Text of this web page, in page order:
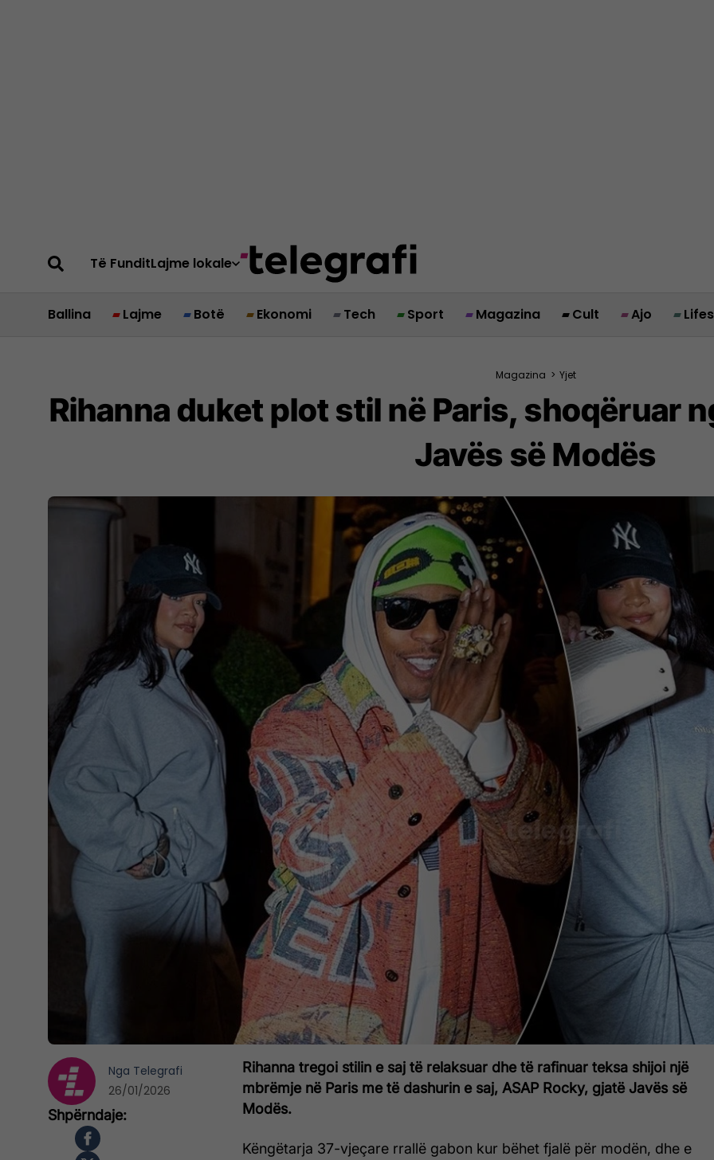
Të FunditLajme lokale
Ballina Lajme Botë Ekonomi Tech Sport Magazina Cult Ajo
Magazina > Yjet
Rihanna duket plot stil në Paris, shoqëruar
Javës së Modës
Rihanna tregoi stilin e saj të relaksuar dhe të rafinuar teksa shijoi një
mbrëmje në Paris me të dashurin e saj, ASAP Rocky, gjatë Javës së
Modës.
Këngëtarja 37-vjeçare rrallë gabon kur bëhet fjalë për modën, dhe e
Nga Telegrafi
26/01/2026